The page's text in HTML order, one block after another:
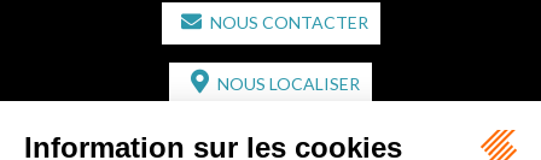
NOUS CONTACTER
NOUS LOCALISER
CABINET SECONDAIRE